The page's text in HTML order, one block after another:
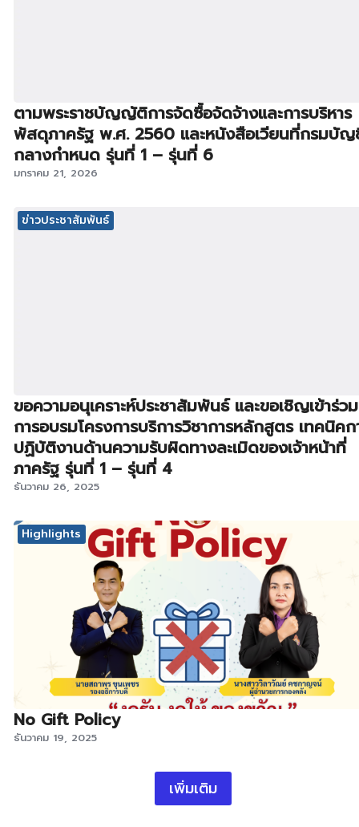
ตามพระราชบัญญัติการจัดซื้อจัดจ้างและการบริหาร
พัสดุภาครัฐ พ.ศ. 2560 และหนังสือเวียนที่กรมบัญ
กลางกำหนด รุ่นที่ 1 – รุ่นที่ 6
มกราคม 21, 2026
ข่าวประชาสัมพันธ์
ขอความอนุเคราะห์ประชาสัมพันธ์ และขอเชิญเข้าร่วม
การอบรมโครงการบริการวิชาการหลักสูตร เทคนิคก
ปฏิบัติงานด้านความรับผิดทางละเมิดของเจ้าหน้าที่
ภาครัฐ รุ่นที่ 1 – รุ่นที่ 4
ธันวาคม 26, 2025
Highlights
No Gift Policy
ธันวาคม 19, 2025
เพิ่มเติม